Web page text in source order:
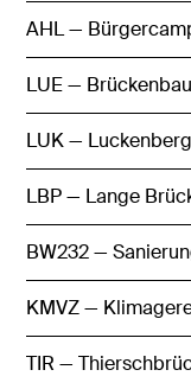
AHL —
LUK —
LBP — Lange
BW232 —
TIR —